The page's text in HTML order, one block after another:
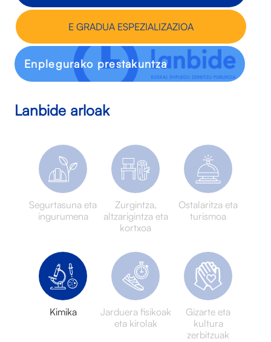
E GRADUA ESPEZIALIZAZIOA
Enplegurako prestakuntza
Lanbide arloak
Segurtasuna eta
ingurumena
Zurgintza,
altzarigintza eta
kortxoa
Ostalaritza eta
turismoa
Kimika
Jarduera fisikoak
eta kirolak
Gizarte eta
kultura
zerbitzuak